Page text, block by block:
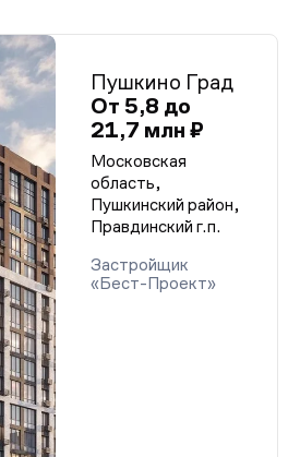
Пушкино Град
От 5,8 до
21,7 млн ₽
Московская
область,
Пушкинский район,
Правдинский г.п.
Застройщик
«Бест-Проект»